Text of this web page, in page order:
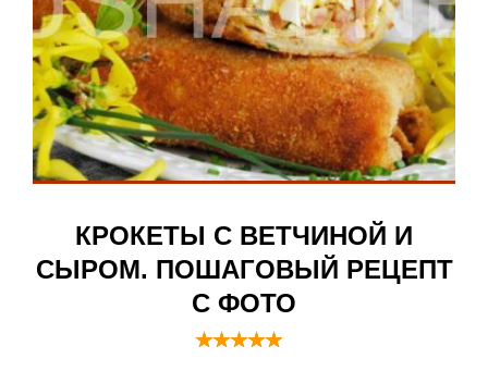
КРОКЕТЫ С ВЕТЧИНОЙ И
СЫРОМ. ПОШАГОВЫЙ РЕЦЕПТ
С ФОТО